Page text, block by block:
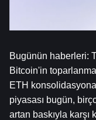
Bugünün haberleri:
Bitcoin'in
ETH
piyasası bugün,
artan baskıyla karşı